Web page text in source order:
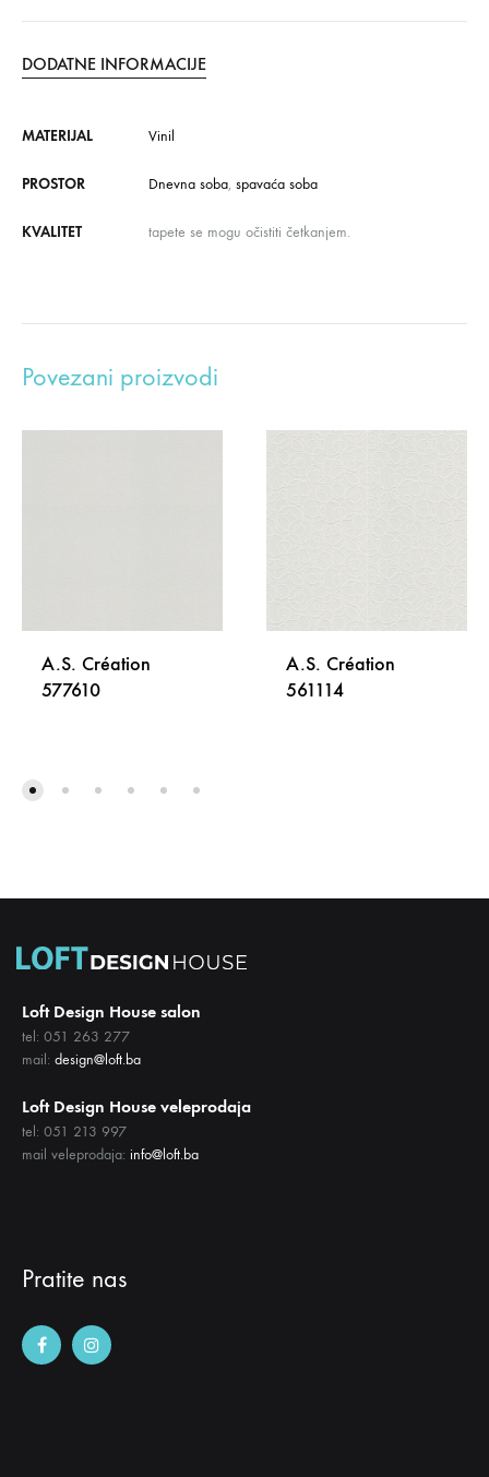
DODATNE INFORMACIJE
MATERIJAL Vinil
PROSTOR Dnevna soba, spavaća soba
KVALITET tapete se mogu očistiti četkanjem.
Povezani proizvodi
A.S. Création
577610
A.S. Création
561114
Loft Design House salon
tel: 051 263 277
mail: design@loft.ba
Loft Design House veleprodaja
tel: 051 213 997
mail veleprodaja: info@loft.ba
Pratite nas